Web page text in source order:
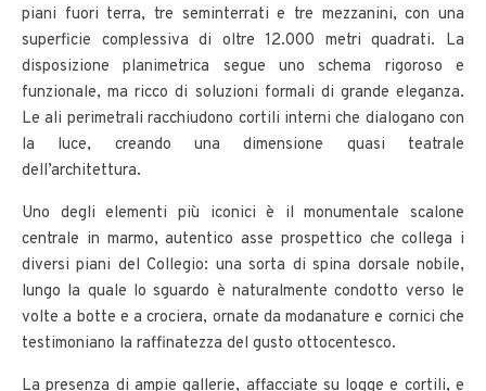
piani fuori terra, tre seminterrati e tre mezzanini, con una
superficie complessiva di oltre 12.000 metri quadrati. La
disposizione planimetrica segue uno schema rigoroso e
funzionale, ma ricco di soluzioni formali di grande eleganza.
Le ali perimetrali racchiudono cortili interni che dialogano con
la luce, creando una dimensione quasi teatrale
dell’architettura.
Uno degli elementi più iconici è il monumentale scalone
centrale in marmo, autentico asse prospettico che collega i
diversi piani del Collegio: una sorta di spina dorsale nobile,
lungo la quale lo sguardo è naturalmente condotto verso le
volte a botte e a crociera, ornate da modanature e cornici che
testimoniano la raffinatezza del gusto ottocentesco.
La presenza di ampie gallerie, affacciate su logge e cortili, e